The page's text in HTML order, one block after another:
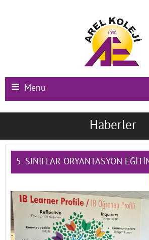
Menu
Ana Sayfa
Okullarımız
Kampüs Olanakları
Kayıt-Kabul
Haberler
5. SINIFLAR ORYANTASYON